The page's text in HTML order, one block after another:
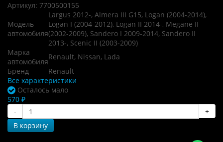
Артикул: 7700500155
Модель
автомобиля
Largus 2012-, Almera III G15, Logan (2004-2014),
Logan I (2004-2012), Logan II 2014-, Megane II
(2002-2009), Sandero I 2009-2014, Sandero II
2013-, Scenic II (2003-2009)
Марка
автомобиля
Renault, Nissan, Lada
Бренд
Renault
Все характеристики
Осталось мало
570 ₽
-
+
В корзину